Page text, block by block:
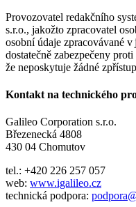
Provozovatel redakčního
s.r.o., jakožto zpracovatel
osobní údaje zpracovávané
dostatečně zabezpečeny
že neposkytuje žádné
Kontakt na technického
Galileo Corporation s.r.o.
Březenecká 4808
430 04 Chomutov
tel.: +420 226 257 057
web: www.igalileo.cz
technická podpora: